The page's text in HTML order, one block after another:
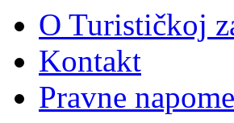
O Turističkoj
Kontakt
Pravne